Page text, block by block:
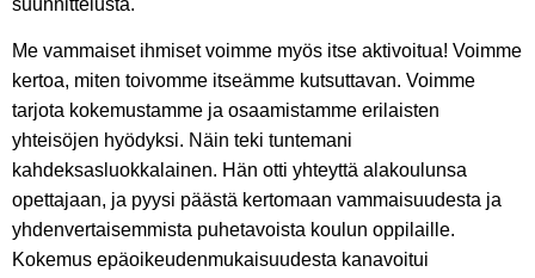
suunnittelusta.
Me vammaiset ihmiset voimme myös itse aktivoitua! Voimme
kertoa, miten toivomme itseämme kutsuttavan. Voimme
tarjota kokemustamme ja osaamistamme erilaisten
yhteisöjen hyödyksi. Näin teki tuntemani
kahdeksasluokkalainen. Hän otti yhteyttä alakoulunsa
opettajaan, ja pyysi päästä kertomaan vammaisuudesta ja
yhdenvertaisemmista puhetavoista koulun oppilaille.
Kokemus epäoikeudenmukaisuudesta kanavoitui